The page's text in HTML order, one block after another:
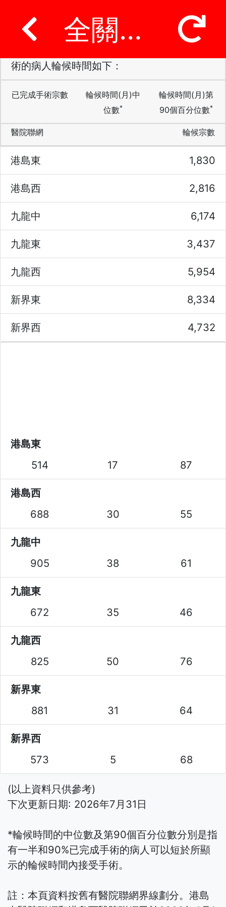
全關節置換術預約手術
截至2026年3月31日，在骨科輪候全
關節置換術的個案共有33,277宗，各
聯網的情況如下：
醫院聯網 輪候宗數
港島東 1,830
港島西 2,816
九龍中 6,174
九龍東 3,437
九龍西 5,954
新界東 8,334
新界西 4,732
術的病人輪候時間如下：
已完成手術宗數
輪候時間(月)中
位數*
輪候時間(月)第
90個百分位數*
港島東
514
17 87
港島西
688
30 55
九龍中
905
38 61
九龍東
672
35 46
九龍西
825
50 76
新界東
881
31 64
新界西
573
5 68
(以上資料只供參考)
下次更新日期: 2026年7月31日
*輪候時間的中位數及第90個百分位數分別是指
有一半和90%已完成手術的病人可以短於所顯
示的輪候時間內接受手術。
註：本頁資料按舊有醫院聯網界線劃分。港島